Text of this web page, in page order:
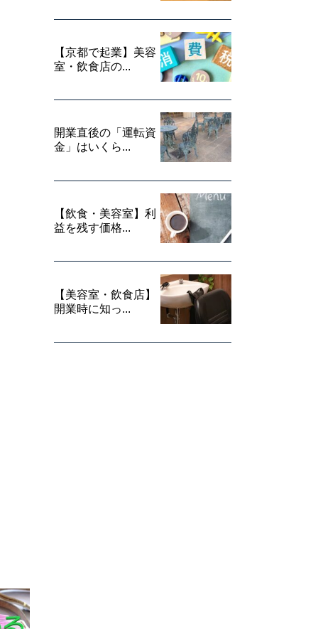
【京都で起業】美容
室・飲食店の...
開業直後の「運転資
金」はいくら...
【飲食・美容室】利
益を残す価格...
【美容室・飲食店】
開業時に知っ...